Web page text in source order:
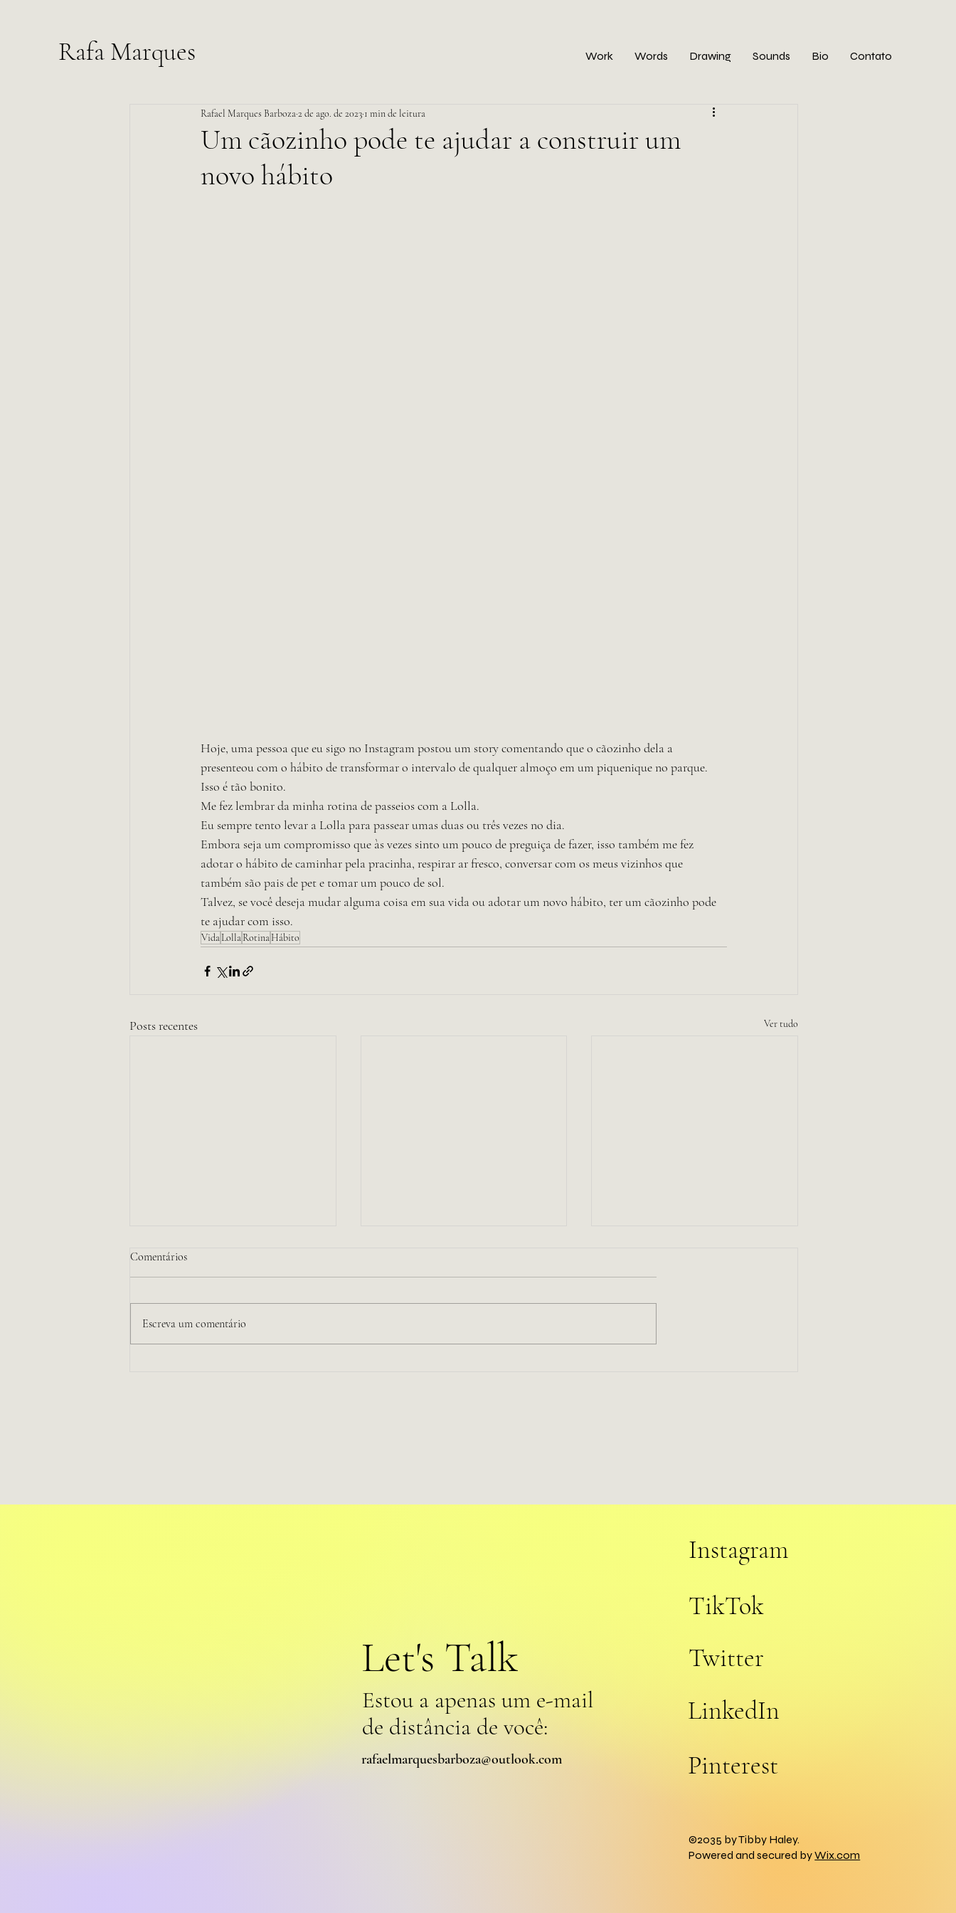
Rafa Marques Work Words Drawing Sounds Bio Contato
Um cãozinho pode te ajudar a construir um
novo hábito
Rafael Marques Barboza2 de ago. de 2023 1 min de leitura
Hoje, uma pessoa que eu sigo no Instagram postou um story comentando que o cãozinho dela a
presenteou com o hábito de transformar o intervalo de qualquer almoço em um piquenique no parque.
Isso é tão bonito.
Me fez lembrar da minha rotina de passeios com a Lolla.
Eu sempre tento levar a Lolla para passear umas duas ou três vezes no dia.
Embora seja um compromisso que às vezes sinto um pouco de preguiça de fazer, isso também me fez
adotar o hábito de caminhar pela pracinha, respirar ar fresco, conversar com os meus vizinhos que
também são pais de pet e tomar um pouco de sol.
Talvez, se você deseja mudar alguma coisa em sua vida ou adotar um novo hábito, ter um cãozinho pode
te ajudar com isso.
VidaLollaRotinaHábito
Posts recentes Ver tudo
Oito dias de férias em junho
Comentários
Escreva um comentário
Estou a apenas um e-mail
de distância de você:
Let's Talk
rafaelmarquesbarboza@outlook.com
Instagram
TikTok
Twitter
LinkedIn
Pinterest
©2035 by Tibby Haley.
Powered and secured byWix.com